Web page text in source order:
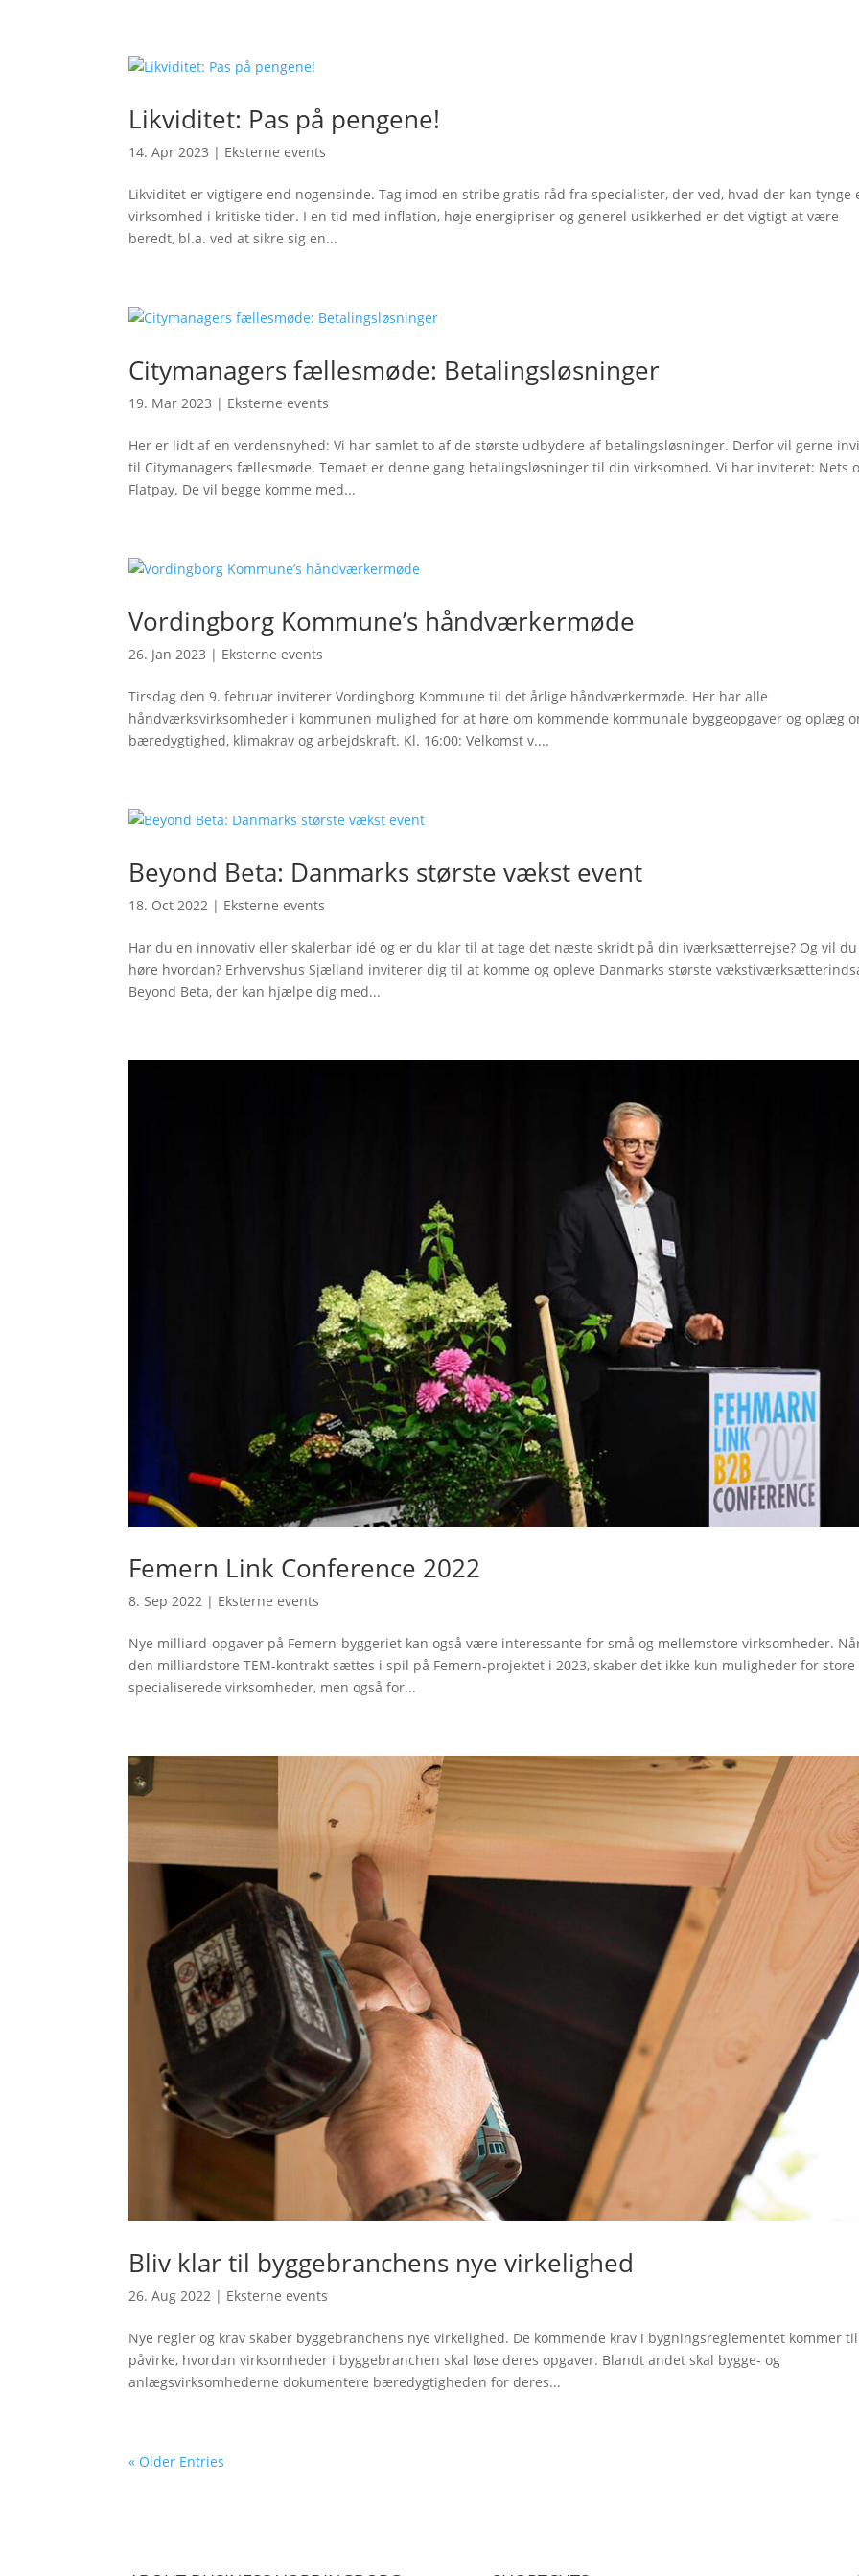
Likviditet: Pas på pengene!
14. Apr 2023 | Eksterne events
Likviditet er vigtigere end nogensinde. Tag imod en stribe gratis råd fra specialister, der ved, hvad der kan tynge
virksomhed i kritiske tider. I en tid med inflation, høje energipriser og generel usikkerhed er det vigtigt at være
beredt, bl.a. ved at sikre sig en...
Citymanagers fællesmøde: Betalingsløsninger
19. Mar 2023 | Eksterne events
Her er lidt af en verdensnyhed: Vi har samlet to af de største udbydere af betalingsløsninger. Derfor vil gerne
til Citymanagers fællesmøde. Temaet er denne gang betalingsløsninger til din virksomhed. Vi har inviteret: Nets
Flatpay. De vil begge komme med...
Vordingborg Kommune’s håndværkermøde
26. Jan 2023 | Eksterne events
Tirsdag den 9. februar inviterer Vordingborg Kommune til det årlige håndværkermøde. Her har alle
håndværksvirksomheder i kommunen mulighed for at høre om kommende kommunale byggeopgaver og oplæg
bæredygtighed, klimakrav og arbejdskraft. Kl. 16:00: Velkomst v....
Beyond Beta: Danmarks største vækst event
18. Oct 2022 | Eksterne events
Har du en innovativ eller skalerbar idé og er du klar til at tage det næste skridt på din iværksætterrejse? Og vil du
høre hvordan? Erhvervshus Sjælland inviterer dig til at komme og opleve Danmarks største
Beyond Beta, der kan hjælpe dig med...
Femern Link Conference 2022
8. Sep 2022 | Eksterne events
Nye milliard-opgaver på Femern-byggeriet kan også være interessante for små og mellemstore virksomheder.
den milliardstore TEM-kontrakt sættes i spil på Femern-projektet i 2023, skaber det ikke kun muligheder for store
specialiserede virksomheder, men også for...
Bliv klar til byggebranchens nye virkelighed
26. Aug 2022 | Eksterne events
Nye regler og krav skaber byggebranchens nye virkelighed. De kommende krav i bygningsreglementet kommer
påvirke, hvordan virksomheder i byggebranchen skal løse deres opgaver. Blandt andet skal bygge- og
anlægsvirksomhederne dokumentere bæredygtigheden for deres...
« Older Entries